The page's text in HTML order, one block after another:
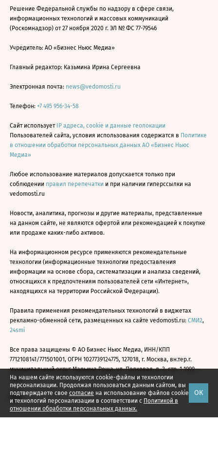
На нашем сайте используются cookie-файлы и технологии
персонализации. Продолжая пользоваться данным сайтом, вы
подтверждаете свое согласие на использование файлов cookie
и технологий персонализации в соответствии с Политикой в
отношении обработки персональных данных.
ОК
Решение Федеральной службы по надзору в сфере связи,
информационных технологий и массовых коммуникаций
(Роскомнадзор) от 27 ноября 2020 г. ЭЛ № ФС 77-79546
Учредитель: АО «Бизнес Ньюс Медиа»
Главный редактор: Казьмина Ирина Сергеевна
Электронная почта: news@vedomosti.ru
Телефон: +7 495 956-34-58
Сайт использует IP адреса, cookie и данные геолокации
Пользователей сайта, условия использования содержатся в Политике
в отношении обработки персональных данных АО «Бизнес Ньюс
Медиа»
Любое использование материалов допускается только при
соблюдении правил перепечатки и при наличии гиперссылки на
vedomosti.ru
Новости, аналитика, прогнозы и другие материалы, представленные
на данном сайте, не являются офертой или рекомендацией к покупке
или продаже каких-либо активов.
На информационном ресурсе применяются рекомендательные
технологии (информационные технологии предоставления
информации на основе сбора, систематизации и анализа сведений,
относящихся к предпочтениям пользователей сети «Интернет»,
находящихся на территории Российской Федерации).
Правила применения рекомендательных технологий в виджетах
рекламно-обменной сети, размещенных на сайте vedomosti.ru: СМИ2,
24smi
Все права защищены © АО Бизнес Ньюс Медиа, ИНН/КПП
7712108141/771501001, ОГРН 1027739124775, 127018, г. Москва, вн.тер.г.
муниципальный округ Марьина Роща, ул. Полковая, д. 3, стр. 1 1999—
2026